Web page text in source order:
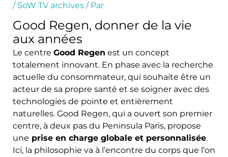
/ SoW TV archives/ Par
Good Regen, donner de la vie
aux années
Le centre Good Regen est un concept
totalement innovant. En phase avec la recherche
actuelle du consommateur, qui souhaite être un
acteur de sa propre santé et se soigner avec des
technologies de pointe et entièrement
naturelles. Good Regen, qui a ouvert son premier
centre, à deux pas du Peninsula Paris, propose
une prise en charge globale et personnalisée.
Ici, la philosophie va à l’encontre du corps que l’on